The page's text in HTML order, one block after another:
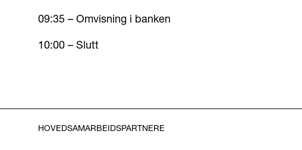
09:35 – Omvisning i banken
10:00 – Slutt
HOVEDSAMARBEIDSPARTNERE